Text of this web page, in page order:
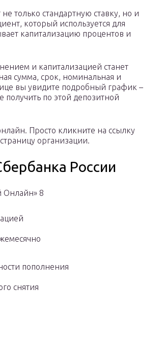
только стандартную ставку, но и
который используется для
капитализацию процентов и
и капитализацией станет
сумма, срок, номинальная и
вы увидите подробный график –
по этой депозитной
Просто кликните на ссылку
организации.
России
Онлайн» 8
пополнения
снятия